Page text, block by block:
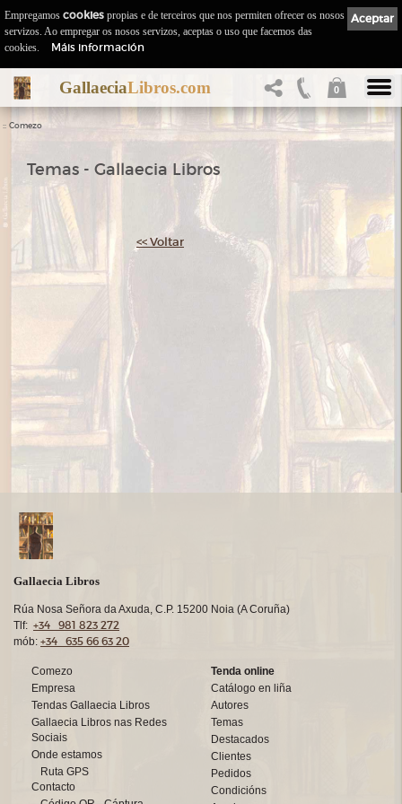
GallaeciaLibros.com 0
:: Comezo
Temas - Gallaecia Libros
<< Voltar
Gallaecia Libros
Rúa Nosa Señora da Axuda, C.P. 15200 Noia (A Coruña)
Tlf: +34 981 823 272
mób: +34 635 66 63 20
Comezo
Empresa
Tendas Gallaecia Libros
Gallaecia Libros nas Redes
Sociais
Onde estamos
Ruta GPS
Contacto
Tenda online
Catálogo en liña
Autores
Temas
Destacados
Clientes
Pedidos
Condicións
Aceptar
Empregamos cookies propias e de terceiros que nos permiten ofrecer os nosos
servizos. Ao empregar os nosos servizos, aceptas o uso que facemos das
cookies.
Máis información